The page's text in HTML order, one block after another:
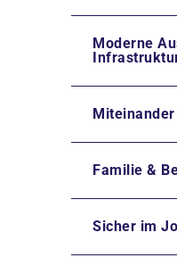
Moderne
Familie &
Sicher im